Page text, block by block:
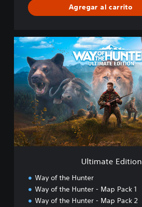
Agregar al carrito
U
i
m
a
t
d
i
t
Ultimate Edition
Way of the Hunter
Way of the Hunter - Map Pack 1
Way of the Hunter - Map Pack 2